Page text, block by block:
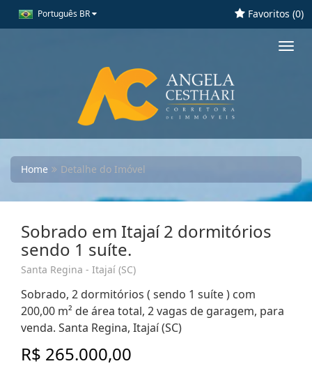
Português BR Favoritos (0)
Home Detalhe do Imóvel
Sobrado em Itajaí 2 dormitórios
sendo 1 suíte.
Santa Regina - Itajaí (SC)
Sobrado, 2 dormitórios ( sendo 1 suíte ) com
200,00 m² de área total, 2 vagas de garagem, para
venda. Santa Regina, Itajaí (SC)
R$ 265.000,00